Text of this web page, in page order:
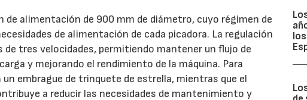
alimentación de 900 mm de diámetro, cuyo régimen de
de alimentación de cada picadora. La regulación
tres velocidades, permitiendo mantener un flujo de
y mejorando el rendimiento de la máquina. Para
embrague de trinquete de estrella, mientras que el
a reducir las necesidades de mantenimiento y